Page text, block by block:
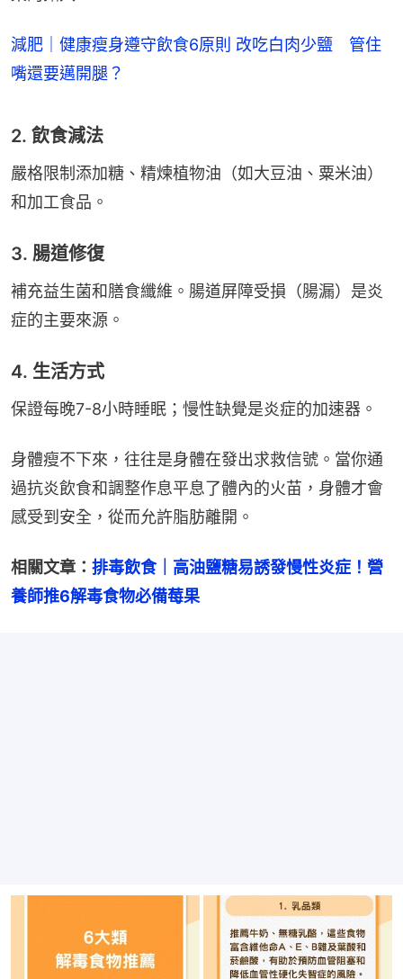
減肥｜健康瘦身遵守飲食6原則 改吃白肉少鹽 管住
嘴還要邁開腿？
2. 飲食減法
嚴格限制添加糖、精煉植物油（如大豆油、粟米油）
和加工食品。
3. 腸道修復
補充益生菌和膳食纖維。腸道屏障受損（腸漏）是炎
症的主要來源。
4. 生活方式
保證每晚7-8小時睡眠；慢性缺覺是炎症的加速器。
身體瘦不下來，往往是身體在發出求救信號。當你通
過抗炎飲食和調整作息平息了體內的火苗，身體才會
感受到安全，從而允許脂肪離開。
相關文章： 排毒飲食｜高油鹽糖易誘發慢性炎症！營
養師推6解毒食物必備莓果